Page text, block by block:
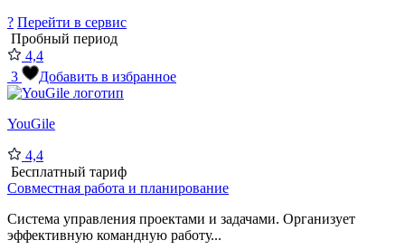
? Перейти в сервис
Пробный период
4,4
3
Добавить в избранное
YouGile
4,4
Бесплатный тариф
Совместная работа и планирование
Система управления проектами и задачами. Организует
эффективную командную работу...